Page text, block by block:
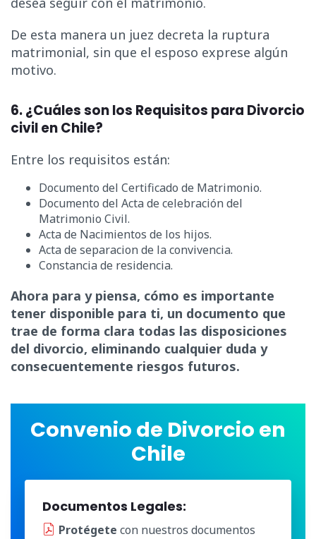
De esta manera un juez decreta la ruptura
matrimonial, sin que el esposo exprese algún
motivo.
6. ¿Cuáles son los Requisitos para Divorcio
civil en Chile?
Entre los requisitos están:
Documento del Certificado de Matrimonio.
Documento del Acta de celebración del
Matrimonio Civil.
Acta de Nacimientos de los hijos.
Acta de separacion de la convivencia.
Constancia de residencia.
Ahora para y piensa, cómo es importante
tener disponible para ti, un documento que
trae de forma clara todas las disposiciones
del divorcio, eliminando cualquier duda y
consecuentemente riesgos futuros.
Convenio de Divorcio en
Chile
Documentos Legales:
Protégete con nuestros documentos